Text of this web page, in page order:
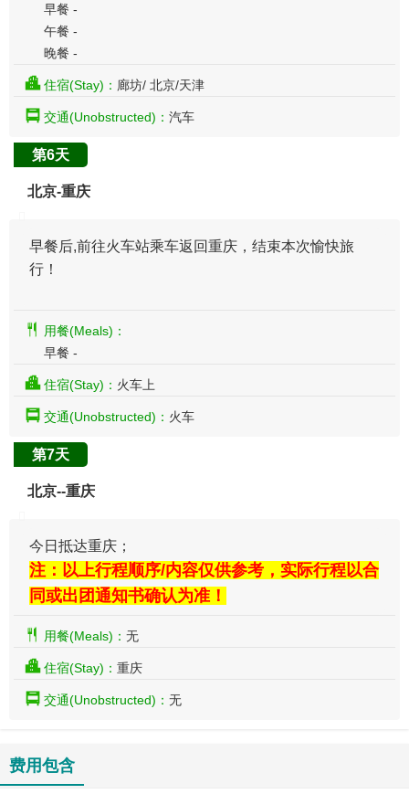
早餐 -
午餐 -
晚餐 -
住宿(Stay)： 廊坊/ 北京/天津
交通(Unobstructed)： 汽车
第6天
北京-重庆
早餐后,前往火车站乘车返回重庆，结束本次愉快旅
行！
用餐(Meals)：
早餐 -
住宿(Stay)： 火车上
交通(Unobstructed)： 火车
第7天
北京--重庆
今日抵达重庆；
注：以上行程顺序/内容仅供参考，实际行程以合
同或出团通知书确认为准！
用餐(Meals)： 无
住宿(Stay)： 重庆
交通(Unobstructed)： 无
费用包含